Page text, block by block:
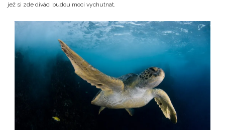
jež si zde diváci budou moci vychutnat.